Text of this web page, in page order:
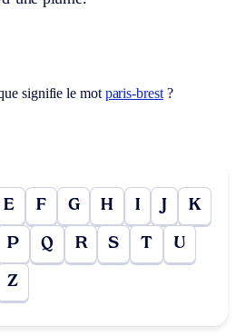
signifie le mot paris-brest?
E F G H I J K
P Q R S T U
Z